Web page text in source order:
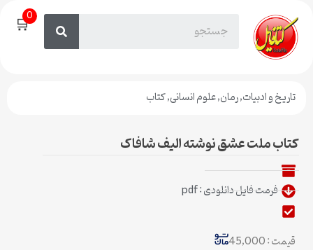
🛒0
تاریخ و ادبیات,رمان,علوم انسانی,کتاب
کتاب ملت عشق نوشته الیف شافاک
فرمت فایل دانلودی : pdf
قیمت : 45,000